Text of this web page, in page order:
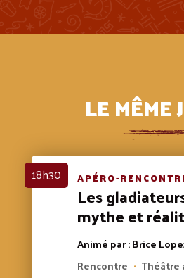
LE MÊME
18h30 APÉRO-
Les
mythe et
Animé par : Brice
Rencontre • Théâtre